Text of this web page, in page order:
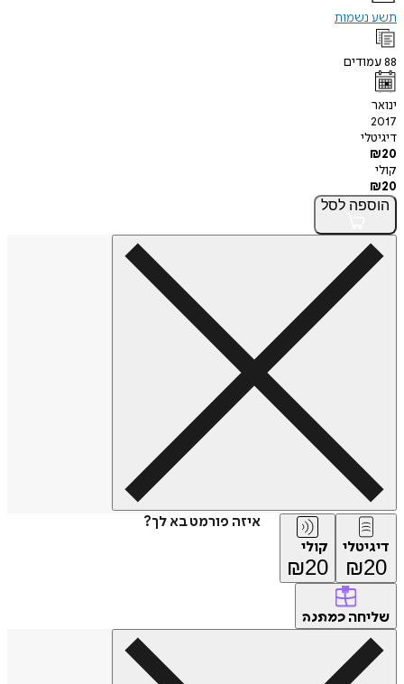
תשע נשמות
88עמודים
ינואר
2017
דיגיטלי
₪20
קולי
₪20
הוספה לסל
איזה פורמט בא לך?
דיגיטלי
₪20
קולי
₪20
שליחה כמתנה